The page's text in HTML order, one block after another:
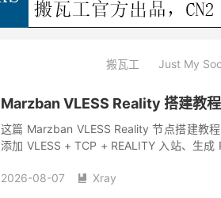
搬瓦工 Just My
Marzban VLESS Reality 搭建教
这篇 Marzban VLESS Reality 节点搭建教
添加 VLESS + TCP + REALITY 入站、生
2026-08-07
 Xray